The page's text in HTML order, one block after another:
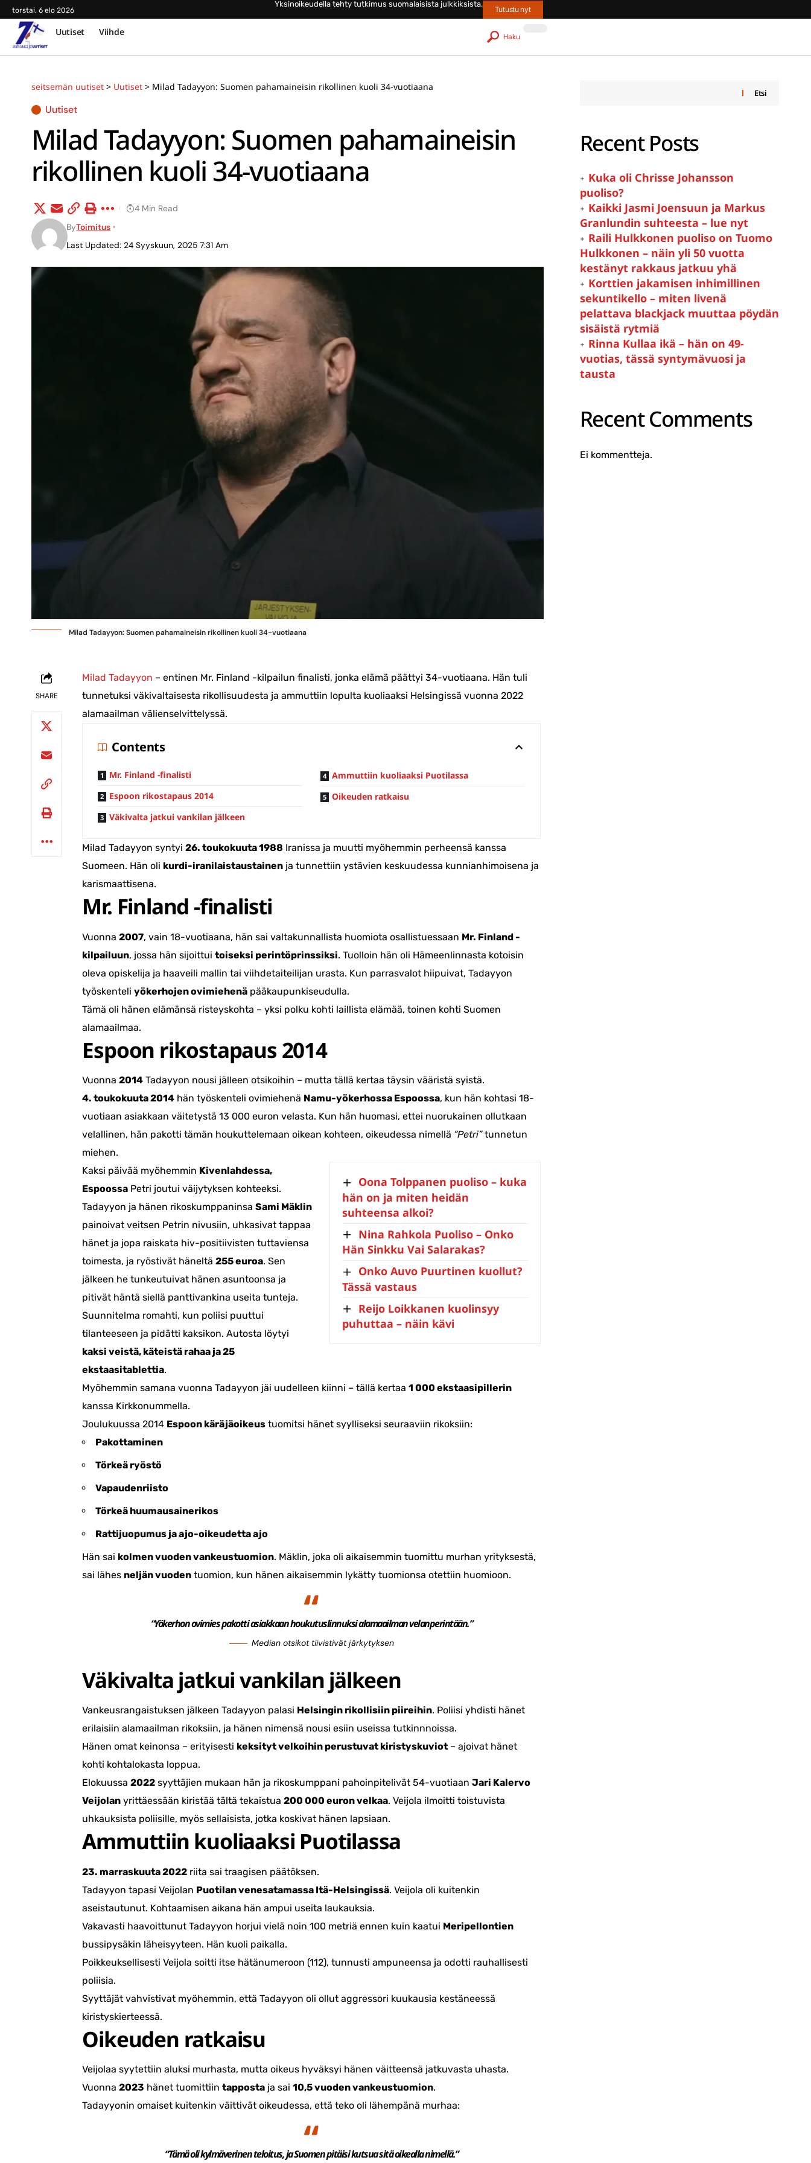
torstai, 6 elo 2026
Yksinoikeudella tehty tutkimus suomalaisista julkkiksista.
Tutustu nyt
Uutiset Viihde Haku
seitsemän uutiset > Uutiset > Milad Tadayyon: Suomen pahamaineisin rikollinen kuoli 34-vuotiaana
Uutiset
Milad Tadayyon: Suomen pahamaineisin
rikollinen kuoli 34-vuotiaana
Last Updated: 24 Syyskuun, 2025 7:31 Am
ByToimitus
4 Min Read
Milad Tadayyon: Suomen pahamaineisin rikollinen kuoli 34-vuotiaana
SHARE
Milad Tadayyon – entinen Mr. Finland -kilpailun finalisti, jonka elämä päättyi 34-vuotiaana. Hän tuli
tunnetuksi väkivaltaisesta rikollisuudesta ja ammuttiin lopulta kuoliaaksi Helsingissä vuonna 2022
alamaailman välienselvittelyssä.
Contents
Mr. Finland -finalisti
Espoon rikostapaus 2014
Väkivalta jatkui vankilan jälkeen
Ammuttiin kuoliaaksi Puotilassa
Oikeuden ratkaisu
Milad Tadayyon syntyi26. toukokuuta 1988 Iranissa ja muutti myöhemmin perheensä kanssa
Suomeen. Hän oli kurdi-iranilaistaustainen ja tunnettiin ystävien keskuudessa kunnianhimoisena ja
karismaattisena.
Mr. Finland -finalisti
Vuonna2007, vain 18-vuotiaana, hän sai valtakunnallista huomiota osallistuessaan Mr. Finland -
kilpailuun, jossa hän sijoittuitoiseksi perintöprinssiksi. Tuolloin hän oli Hämeenlinnasta kotoisin
oleva opiskelija ja haaveili mallin tai viihdetaiteilijan urasta. Kun parrasvalot hiipuivat, Tadayyon
työskenteliyökerhojen ovimiehenä pääkaupunkiseudulla.
Tämä oli hänen elämänsä risteyskohta – yksi polku kohti laillista elämää, toinen kohti Suomen
alamaailmaa.
Espoon rikostapaus 2014
Vuonna2014 Tadayyon nousi jälleen otsikoihin – mutta tällä kertaa täysin vääristä syistä.
4. toukokuuta 2014 hän työskenteli ovimiehenä Namu-yökerhossa Espoossa, kun hän kohtasi 18-
vuotiaan asiakkaan väitetystä 13 000 euron velasta. Kun hän huomasi, ettei nuorukainen ollutkaan
velallinen, hän pakotti tämän houkuttelemaan oikean kohteen, oikeudessa nimellä “Petri”tunnetun
miehen.
Oona Tolppanen puoliso – kuka
hän on ja miten heidän
suhteensa alkoi?
Nina Rahkola Puoliso – Onko
Hän Sinkku Vai Salarakas?
Onko Auvo Puurtinen kuollut?
Tässä vastaus
Reijo Loikkanen kuolinsyy
puhuttaa – näin kävi
Kaksi päivää myöhemmin Kivenlahdessa,
Espoossa Petri joutui väijytyksen kohteeksi.
Tadayyon ja hänen rikoskumppaninsaSami Mäklin
painoivat veitsen Petrin nivusiin, uhkasivat tappaa
hänet ja jopa raiskata hiv-positiivisten tuttaviensa
toimesta, ja ryöstivät häneltä255 euroa. Sen
jälkeen he tunkeutuivat hänen asuntoonsa ja
pitivät häntä siellä panttivankina useita tunteja.
Suunnitelma romahti, kun poliisi puuttui
tilanteeseen ja pidätti kaksikon. Autosta löytyi
kaksi veistä, käteistä rahaa ja 25
ekstaasitablettia.
Myöhemmin samana vuonna Tadayyon jäi uudelleen kiinni – tällä kertaa1 000 ekstaasipillerin
kanssa Kirkkonummella.
Joulukuussa 2014 Espoon käräjäoikeus tuomitsi hänet syylliseksi seuraaviin rikoksiin:
Pakottaminen
Törkeä ryöstö
Vapaudenriisto
Törkeä huumausainerikos
Rattijuopumus ja ajo-oikeudetta ajo
Hän sai kolmen vuoden vankeustuomion. Mäklin, joka oli aikaisemmin tuomittu murhan yrityksestä,
sai lähes neljän vuoden tuomion, kun hänen aikaisemmin lykätty tuomionsa otettiin huomioon.
“Yökerhon ovimies pakotti asiakkaan houkutuslinnuksi alamaailman velanperintään.”
Median otsikot tiivistivät järkytyksen
Väkivalta jatkui vankilan jälkeen
Vankeusrangaistuksen jälkeen Tadayyon palasi Helsingin rikollisiin piireihin. Poliisi yhdisti hänet
erilaisiin alamaailman rikoksiin, ja hänen nimensä nousi esiin useissa tutkinnnoissa.
Hänen omat keinonsa – erityisesti keksityt velkoihin perustuvat kiristyskuviot – ajoivat hänet
kohti kohtalokasta loppua.
Elokuussa2022 syyttäjien mukaan hän ja rikoskumppani pahoinpitelivät 54-vuotiaanJari Kalervo
Veijolan yrittäessään kiristää tältä tekaistua200 000 euron velkaa. Veijola ilmoitti toistuvista
uhkauksista poliisille, myös sellaisista, jotka koskivat hänen lapsiaan.
Ammuttiin kuoliaaksi Puotilassa
23. marraskuuta 2022 riita sai traagisen päätöksen.
Tadayyon tapasi Veijolan Puotilan venesatamassa Itä-Helsingissä. Veijola oli kuitenkin
aseistautunut. Kohtaamisen aikana hän ampui useita laukauksia.
Vakavasti haavoittunut Tadayyon horjui vielä noin 100 metriä ennen kuin kaatui Meripellontien
bussipysäkin läheisyyteen. Hän kuoli paikalla.
Poikkeuksellisesti Veijola soitti itse hätänumeroon (112), tunnusti ampuneensa ja odotti rauhallisesti
poliisia.
Syyttäjät vahvistivat myöhemmin, että Tadayyon oli ollut aggressori kuukausia kestäneessä
kiristyskierteessä.
Oikeuden ratkaisu
Veijolaa syytettiin aluksi murhasta, mutta oikeus hyväksyi hänen väitteensä jatkuvasta uhasta.
Vuonna2023 hänet tuomittiintapposta ja sai10,5 vuoden vankeustuomion.
Tadayyonin omaiset kuitenkin väittivät oikeudessa, että teko oli lähempänä murhaa:
“Tämä oli kylmäverinen teloitus, ja Suomen pitäisi kutsua sitä oikealla nimellä.”
Etsi
Recent Posts
Kuka oli Chrisse Johansson
puoliso?
Kaikki Jasmi Joensuun ja Markus
Granlundin suhteesta – lue nyt
Raili Hulkkonen puoliso on Tuomo
Hulkkonen – näin yli 50 vuotta
kestänyt rakkaus jatkuu yhä
Korttien jakamisen inhimillinen
sekuntikello – miten livenä
pelattava blackjack muuttaa pöydän
sisäistä rytmiä
Rinna Kullaa ikä – hän on 49-
vuotias, tässä syntymävuosi ja
tausta
Recent Comments
Ei kommentteja.